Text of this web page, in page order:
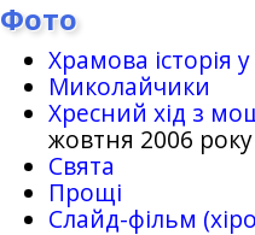
Фото
Храмова історія
Миколайчики
Хресний хід з
жовтня 2006 року
Свята
Прощі
Слайд-фільм